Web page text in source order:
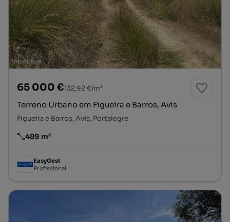
65 000 €132,92 €/m²
Terreno Urbano em Figueira e Barros, Avis
Figueira e Barros, Avis, Portalegre
Preço por metro quadrado
489 m²
EasyGest
Profissional